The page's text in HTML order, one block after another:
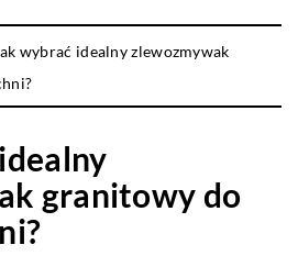
wybrać idealny zlewozmywak
granitowy do